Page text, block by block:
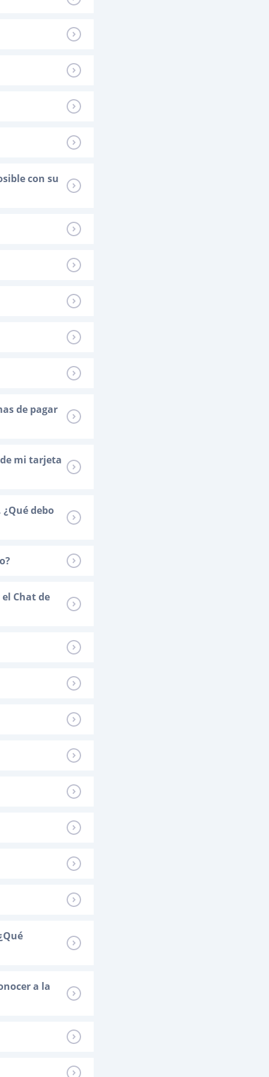
con su
de pagar
mi tarjeta
debo
Chat de
a la